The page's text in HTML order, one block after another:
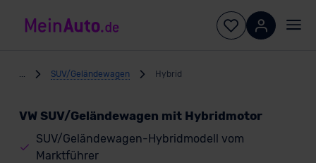
SUV/Geländewagen Hybrid
VW SUV/Geländewagen mit Hybridmotor
SUV/Geländewagen-Hybridmodell vom
Marktführer